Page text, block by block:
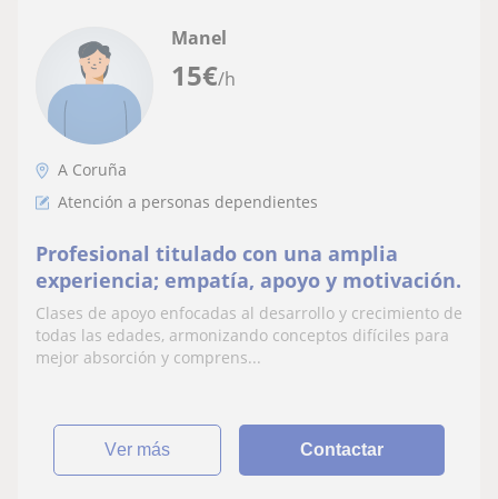
15€/h
Manel
A Coruña
Atención a personas dependientes
Profesional titulado con una amplia
experiencia; empatía, apoyo y motivación.
Clases de apoyo enfocadas al desarrollo y crecimiento de
todas las edades, armonizando conceptos difíciles para
mejor absorción y comprens...
ver más Contactar